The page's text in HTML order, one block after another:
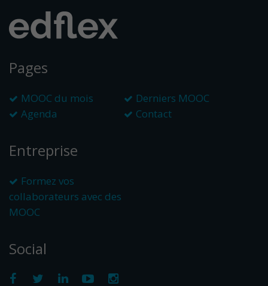
Pages
MOOC du mois
Derniers MOOC
Agenda
Contact
Entreprise
Formez vos
collaborateurs avec des
MOOC
Social